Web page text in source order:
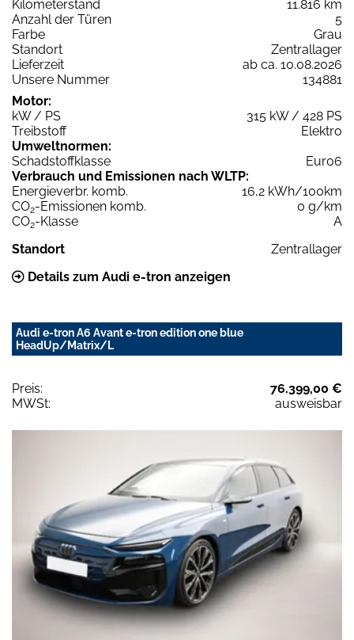
Kilometerstand
11.816 km
Anzahl der Türen
5
Farbe
Grau
Standort
Zentrallager
Lieferzeit
ab ca. 10.08.2026
Unsere Nummer
134881
Motor:
kW / PS
315 kW / 428 PS
Treibstoff
Elektro
Umweltnormen:
Schadstoffklasse
Euro6
Verbrauch und Emissionen nach WLTP:
Energieverbr. komb.
16,2 kWh/100km
CO2-Emissionen komb.
0 g/km
CO2-Klasse
A
Standort
Zentrallager
Details zum Audi e-tron anzeigen
Audi e-tron A6 Avant e-tron edition one blue
HeadUp/Matrix/L
Preis:
76.399,00 €
MWSt:
ausweisbar